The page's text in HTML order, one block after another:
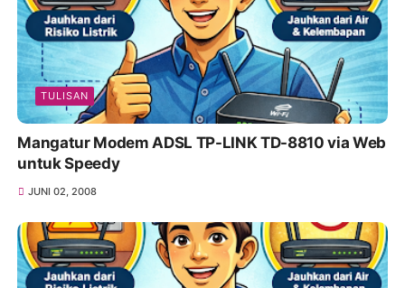
TULISAN
Mangatur Modem ADSL TP-LINK TD-8810 via Web
untuk Speedy
JUNI 02, 2008